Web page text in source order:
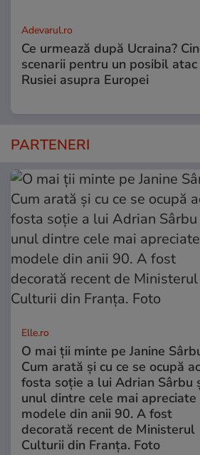
Adevarul.ro
Ce urmează după Ucraina?
scenarii pentru un posibil
Rusiei asupra Europei
PARTENERI
Elle.ro
O mai ții minte pe Janine
Cum arată și cu ce se ocupă
fosta soție a lui Adrian Sârbu
unul dintre cele mai apreciate
modele din anii 90. A fost
decorată recent de Ministerul
Culturii din Franța. Foto